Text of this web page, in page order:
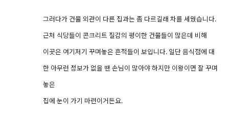
그러다가 건물 외관이 다른 집과는 좀 다르길래 차를 세웠습니다.
근처 식당들이 콘크리트 질감의 평이한 건물들이 많은데 비해
이곳은 여기저기 꾸며놓은 흔적들이 보입니다. 일단 음식점에 대
한 아무런 정보가 없을 땐 손님이 많아야 하지만 이왕이면 잘 꾸며
놓은
집에 눈이 가기 마련이거든요.